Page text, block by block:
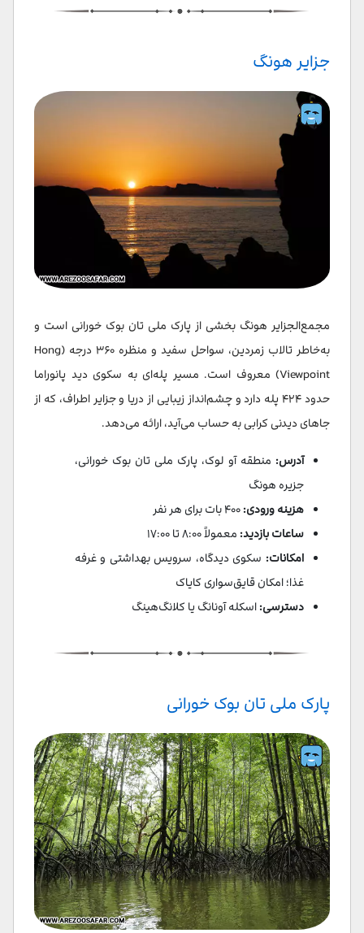
جزایر هونگ
مجمع‌الجزایر هونگ بخشی از پارک ملی تان بوک خورانی است و
به‌خاطر تالاب زمردین، سواحل سفید و منظره ۳۶۰ درجه (Hong
Viewpoint) معروف است. مسیر پله‌ای به سکوی دید پانوراما
حدود ۴۲۴ پله دارد و چشم‌انداز زیبایی از دریا و جزایر اطراف، که از
جاهای دیدنی کرابی به حساب می‌آید، ارائه می‌دهد.
آدرس: منطقه آو لوک، پارک ملی تان بوک خورانی،
جزیره هونگ
هزینه ورودی:
ساعات بازدید: معمولاً ۸:۰۰ تا ۱۷:۰۰
امکانات: سکوی دیدگاه، سرویس بهداشتی و غرفه
غذا؛ امکان قایق‌سواری کایاک
دسترسی:اسکله آو‌نانگ یا کلانگ‌هینگ
پارک ملی تان بوک خورانی